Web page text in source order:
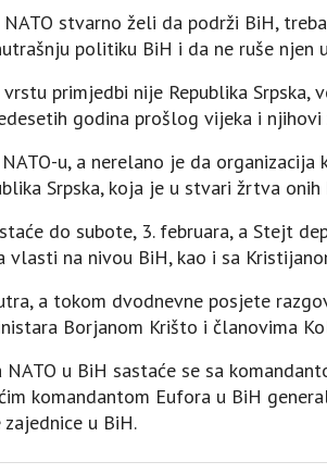
NATO stvarno želi da podrži BiH,
politiku BiH i da ne ruše njen
primjedbi nije Republika
godina prošlog vijeka i njihovi
u, a nerelano je da
Srpska, koja je u stvari žrtva
do subote, 3. februara, a Stejt
vlasti na nivou BiH, kao i sa
a tokom dvodnevne posjete
Borjanom Krišto i članovima
u BiH sastaće se sa
komandantom Eufora u BiH
u BiH.